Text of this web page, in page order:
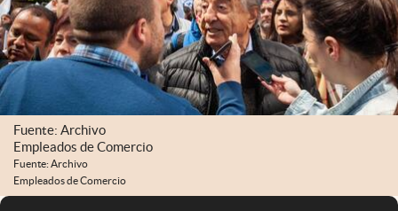
Eventos Corporativos
El Cronista Studio
Mediakit
abre en nueva pestaña
Argentina
Fuente: Archivo
Empleados de Comercio
Fuente: Archivo
Empleados de Comercio